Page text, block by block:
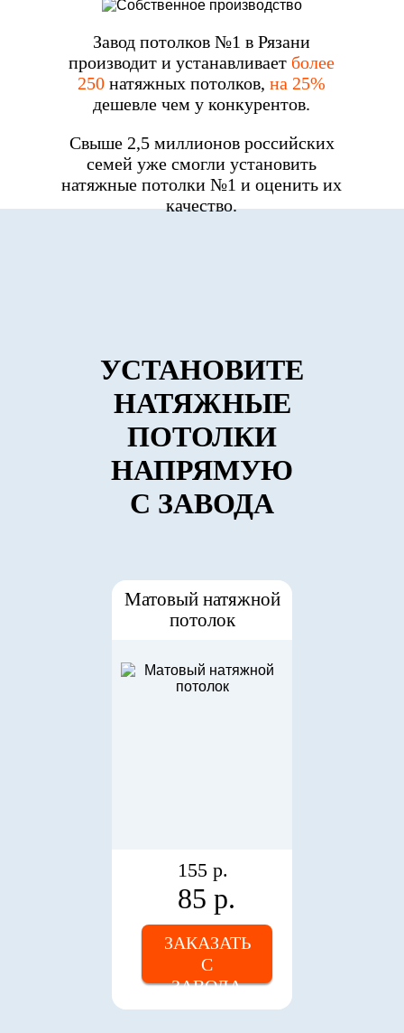
Завод потолков №1 в Рязани
производит и устанавливает более
250натяжных потолков,на 25%
дешевле чем у конкурентов.
Свыше 2,5 миллионов российских
семей уже смогли установить
натяжные потолки №1 и оценить их
качество.
УСТАНОВИТЕ
НАТЯЖНЫЕ
ПОТОЛКИ
НАПРЯМУЮ
С ЗАВОДА
Матовый натяжной
потолок
155 р.
85 р.
ЗАКАЗАТЬ
С
ЗАВОДА